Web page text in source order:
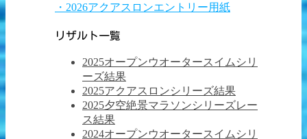
・2026アクアスロンエントリー用紙
リザルト一覧
2025オープンウオータースイムシリ
ーズ結果
2025アクアスロンシリーズ結果
2025夕空絶景マラソンシリーズレー
ス結果
2024オープンウオータースイムシリ